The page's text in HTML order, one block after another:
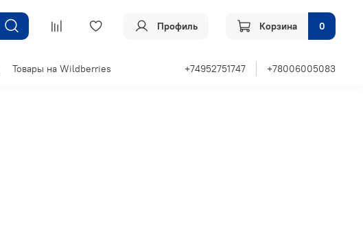
Профиль Корзина 0
Товары на Wildberries +74952751747 +78006005083